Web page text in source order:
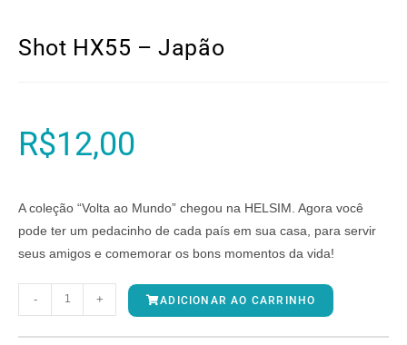
Shot HX55 – Japão
R$12,00
A coleção “Volta ao Mundo” chegou na HELSIM. Agora você
pode ter um pedacinho de cada país em sua casa, para servir
seus amigos e comemorar os bons momentos da vida!
- + ADICIONAR AO CARRINHO